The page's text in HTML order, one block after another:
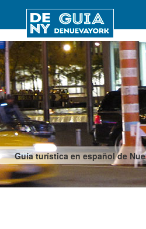
Guía turística en español de